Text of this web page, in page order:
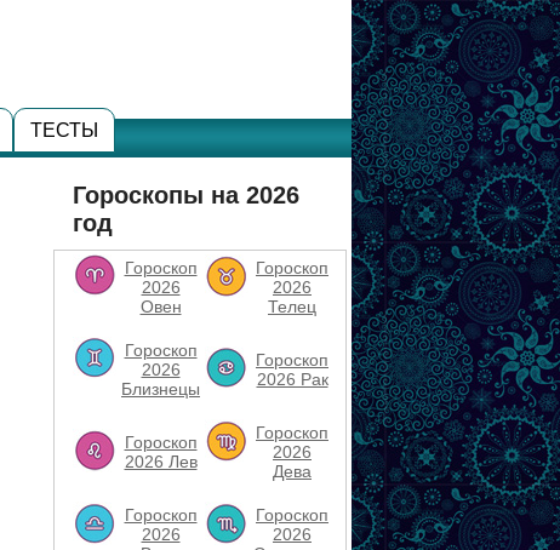
ТЕСТЫ
Гороскопы на 2026
год
Гороскоп
2026
Овен
Гороскоп
2026
Телец
Гороскоп
2026
Близнецы
Гороскоп
2026 Рак
Гороскоп
2026 Лев
Гороскоп
2026
Дева
Гороскоп
2026
Гороскоп
2026